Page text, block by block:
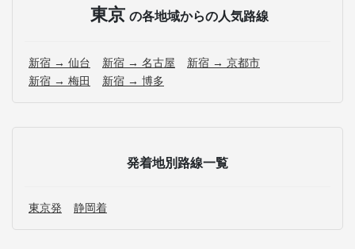
東京 の各地域からの人気路線
新宿 → 仙台 新宿 → 名古屋
新宿 → 京都市
新宿 → 梅田
新宿 → 博多
発着地別路線一覧
東京発 静岡着